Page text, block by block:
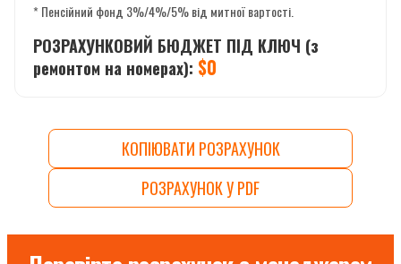
* Пенсійний фонд 3%/4%/5% від митної вартості.
РОЗРАХУНКОВИЙ БЮДЖЕТ ПІД КЛЮЧ (з
ремонтом на номерах): $0
КОПІЮВАТИ РОЗРАХУНОК
РОЗРАХУНОК У PDF